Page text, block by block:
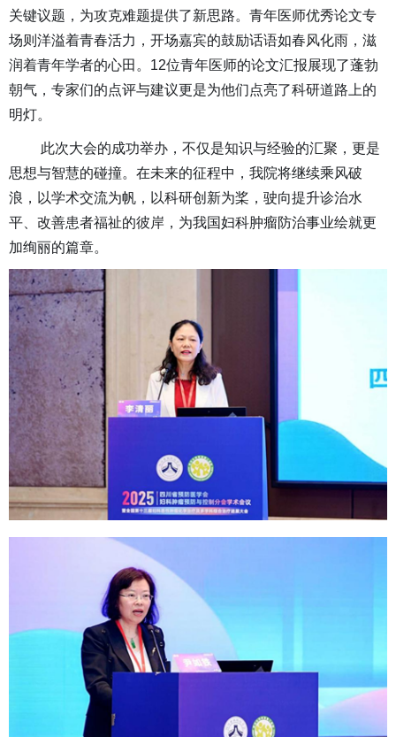
关键议题，为攻克难题提供了新思路。青年医师优秀论文专
场则洋溢着青春活力，开场嘉宾的鼓励话语如春风化雨，滋
润着青年学者的心田。12位青年医师的论文汇报展现了蓬勃
朝气，专家们的点评与建议更是为他们点亮了科研道路上的
明灯。
此次大会的成功举办，不仅是知识与经验的汇聚，更是
思想与智慧的碰撞。在未来的征程中， 我院将继续乘风破
浪，以学术交流为帆，以科研创新为桨，驶向提升诊治水
平、改善患者福祉的彼岸，为我国妇科肿瘤防治事业绘就更
加绚丽的篇章。